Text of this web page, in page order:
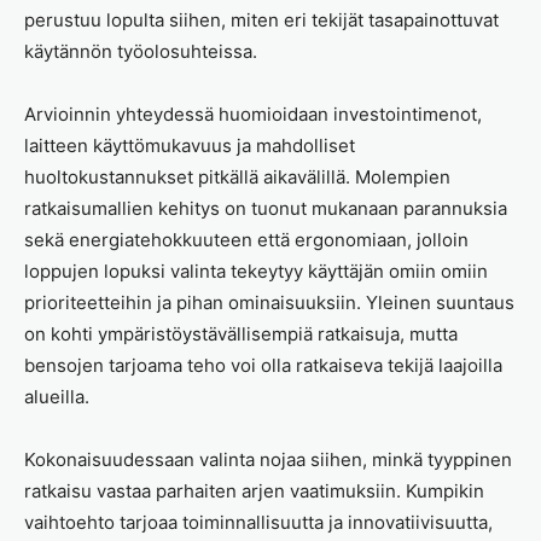
perustuu lopulta siihen, miten eri tekijät tasapainottuvat
käytännön työolosuhteissa.
Arvioinnin yhteydessä huomioidaan investointimenot,
laitteen käyttömukavuus ja mahdolliset
huoltokustannukset pitkällä aikavälillä. Molempien
ratkaisumallien kehitys on tuonut mukanaan parannuksia
sekä energiatehokkuuteen että ergonomiaan, jolloin
loppujen lopuksi valinta tekeytyy käyttäjän omiin omiin
prioriteetteihin ja pihan ominaisuuksiin. Yleinen suuntaus
on kohti ympäristöystävällisempiä ratkaisuja, mutta
bensojen tarjoama teho voi olla ratkaiseva tekijä laajoilla
alueilla.
Kokonaisuudessaan valinta nojaa siihen, minkä tyyppinen
ratkaisu vastaa parhaiten arjen vaatimuksiin. Kumpikin
vaihtoehto tarjoaa toiminnallisuutta ja innovatiivisuutta,